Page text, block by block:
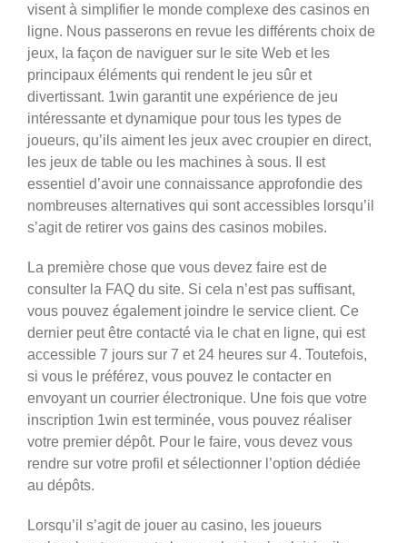
visent à simplifier le monde complexe des casinos en
ligne. Nous passerons en revue les différents choix de
jeux, la façon de naviguer sur le site Web et les
principaux éléments qui rendent le jeu sûr et
divertissant. 1win garantit une expérience de jeu
intéressante et dynamique pour tous les types de
joueurs, qu’ils aiment les jeux avec croupier en direct,
les jeux de table ou les machines à sous. Il est
essentiel d’avoir une connaissance approfondie des
nombreuses alternatives qui sont accessibles lorsqu’il
s’agit de retirer vos gains des casinos mobiles.
La première chose que vous devez faire est de
consulter la FAQ du site. Si cela n’est pas suffisant,
vous pouvez également joindre le service client. Ce
dernier peut être contacté via le chat en ligne, qui est
accessible 7 jours sur 7 et 24 heures sur 4. Toutefois,
si vous le préférez, vous pouvez le contacter en
envoyant un courrier électronique. Une fois que votre
inscription 1win est terminée, vous pouvez réaliser
votre premier dépôt. Pour le faire, vous devez vous
rendre sur votre profil et sélectionner l’option dédiée
au dépôts.
Lorsqu’il s’agit de jouer au casino, les joueurs